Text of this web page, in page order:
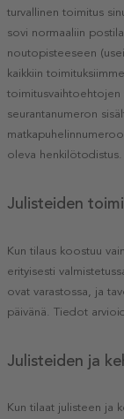
turvallinen toimitus
sovi normaaliin
noutopisteeseen
kaikkiin
toimitusvaihtoehtojen
seurantanumeron
oleva henkilötodistus.
Julisteiden
Kun tilaus koostuu
erityisesti
ovat varastossa, ja
päivänä. Tiedot
Julisteiden ja
Kun tilaat julisteen ja